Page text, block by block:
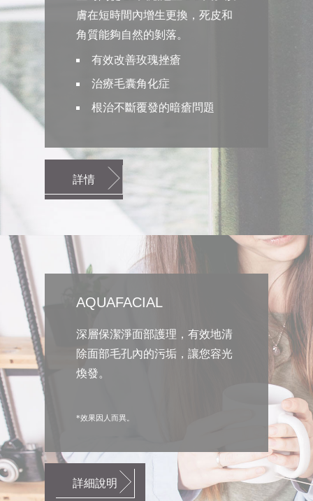
膚在短時間內增生更換，死皮和
角質能夠自然的剝落。
有效改善玫瑰挫瘡
治療毛囊角化症
根治不斷覆發的暗瘡問題
詳情
AQUAFACIAL
深層保潔淨面部護理，有效地清
除面部毛孔內的污垢，讓您容光
煥發。
*效果因人而異。
詳細說明